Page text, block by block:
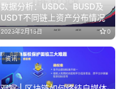
数据分析：USDC、BUSD及
USDT不同链上资产分布情况
2023年2月15日 0
资讯